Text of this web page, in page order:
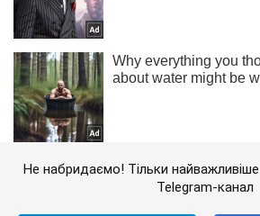
Не набридаємо! Тільки
Telegram-канал